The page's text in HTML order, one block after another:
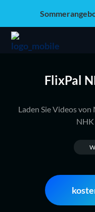
FlixPal
Laden Sie Videos